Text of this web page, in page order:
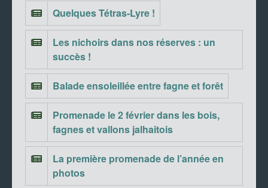
Quelques Tétras-Lyre !
Les nichoirs dans nos réserves : un
succès !
Balade ensoleillée entre fagne et forêt
Promenade le 2 février dans les bois,
fagnes et vallons jalhaitois
La première promenade de l’année en
photos